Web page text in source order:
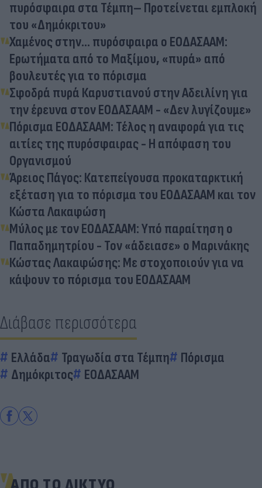
πυρόσφαιρα στα Τέμπη– Προτείνεται εμπλοκή
του «Δημόκριτου»
Χαμένος στην... πυρόσφαιρα ο ΕΟΔΑΣΑΑΜ:
Ερωτήματα από το Μαξίμου, «πυρά» από
βουλευτές για το πόρισμα
Σφοδρά πυρά Καρυστιανού στην Αδειλίνη για
την έρευνα στον ΕΟΔΑΣΑΑΜ - «Δεν λυγίζουμε»
Πόρισμα ΕΟΔΑΣΑΑΜ: Τέλος η αναφορά για τις
αιτίες της πυρόσφαιρας - Η απόφαση του
Οργανισμού
Άρειος Πάγος: Κατεπείγουσα προκαταρκτική
εξέταση για το πόρισμα του ΕΟΔΑΣΑΑΜ και τον
Κώστα Λακαφώση
Μύλος με τον ΕΟΔΑΣΑΑΜ: Υπό παραίτηση ο
Παπαδημητρίου - Τον «άδειασε» ο Μαρινάκης
Κώστας Λακαφώσης: Με στοχοποιούν για να
κάψουν το πόρισμα του ΕΟΔΑΣΑΑΜ
Διάβασε περισσότερα
Ελλάδα Τραγωδία στα Τέμπη
Πόρισμα
Δημόκριτος
ΕΟΔΑΣΑΑΜ